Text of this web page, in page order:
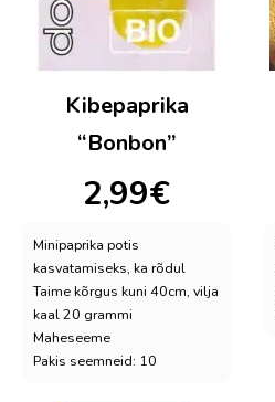
Kibepaprika
“Bonbon”
2,99€
Minipaprika potis
kasvatamiseks, ka rõdul
Taime kõrgus kuni 40cm, vilja
kaal 20 grammi
Maheseeme
Pakis seemneid: 10